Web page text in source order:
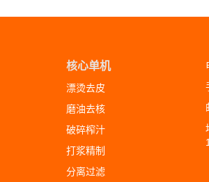
核心单机
漂烫去皮
磨油去核
破碎榨汁
打浆精制
分离过滤